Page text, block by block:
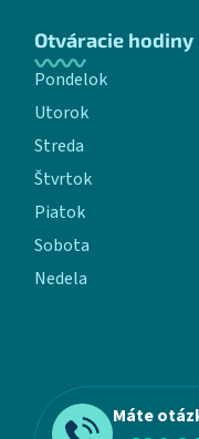
Otváracie hodiny
Pondelok
Utorok
Streda
Štvrtok
Piatok
Sobota
Nedela
Máte